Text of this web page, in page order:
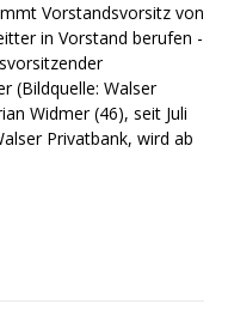
Vorstandsvorsitz von
in Vorstand berufen -
(Bildquelle: Walser
Widmer (46), seit Juli
Privatbank, wird ab